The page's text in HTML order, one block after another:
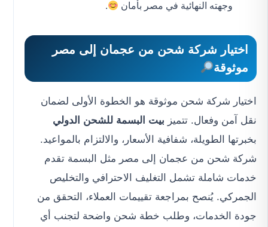
وجهته النهائية في مصر بأمان
.
اختيار شركة شحن من عجمان إلى مصر
موثوقة
اختيار شركة شحن موثوقة هو الخطوة الأولى لضمان
نقل آمن وفعال. تتميز بيت البسمة للشحن الدولي
بخبرتها الطويلة، شفافية الأسعار، والالتزام بالمواعيد.
شركة شحن من عجمان إلى مصر مثل البسمة تقدم
خدمات شاملة تشمل التغليف الاحترافي والتخليص
الجمركي. يُنصح بمراجعة تقييمات العملاء، التحقق من
جودة الخدمات، وطلب خطة شحن واضحة لتجنب أي